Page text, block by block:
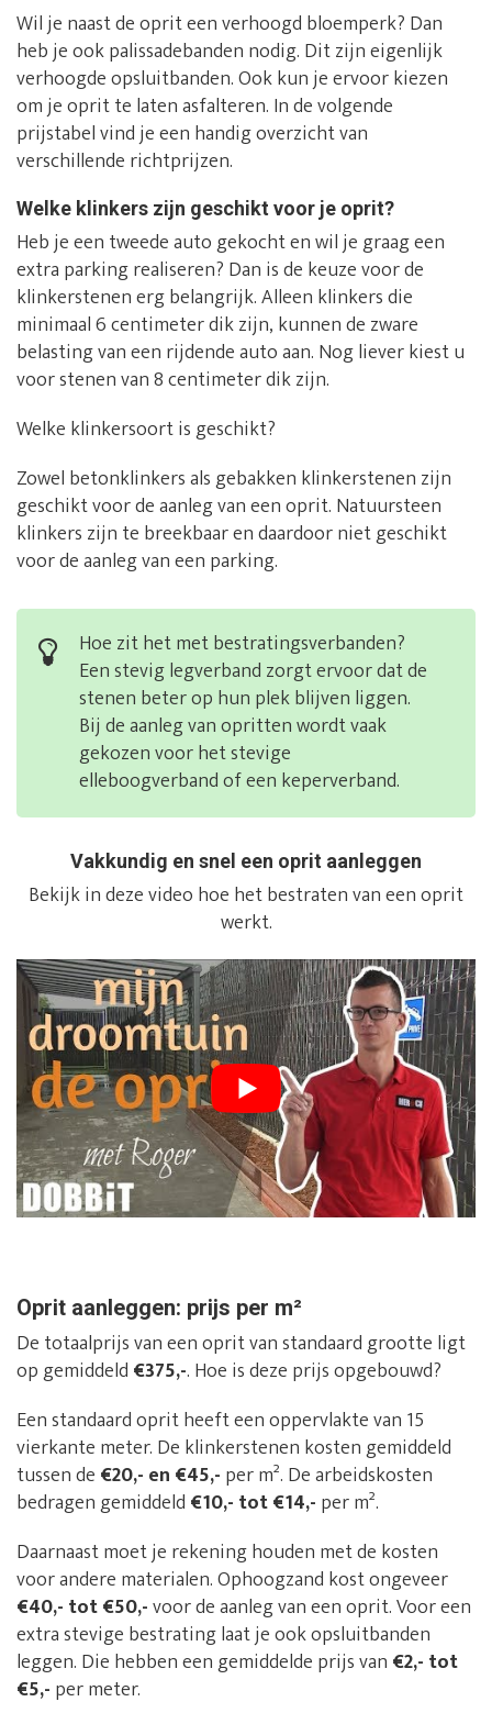
Wil je naast de oprit een verhoogd bloemperk? Dan
heb je ook palissadebanden nodig. Dit zijn eigenlijk
verhoogde opsluitbanden. Ook kun je ervoor kiezen
om je oprit te laten asfalteren. In de volgende
prijstabel vind je een handig overzicht van
verschillende richtprijzen.
Welke klinkers zijn geschikt voor je oprit?
Heb je een tweede auto gekocht en wil je graag een
extra parking realiseren? Dan is de keuze voor de
klinkerstenen erg belangrijk. Alleen klinkers die
minimaal 6 centimeter dik zijn, kunnen de zware
belasting van een rijdende auto aan. Nog liever kiest u
voor stenen van 8 centimeter dik zijn.
Welke klinkersoort is geschikt?
Zowel betonklinkers als gebakken klinkerstenen zijn
geschikt voor de aanleg van een oprit. Natuursteen
klinkers zijn te breekbaar en daardoor niet geschikt
voor de aanleg van een parking.
Hoe zit het met bestratingsverbanden?
Een stevig legverband zorgt ervoor dat de
stenen beter op hun plek blijven liggen.
Bij de aanleg van opritten wordt vaak
gekozen voor het stevige
elleboogverband of een keperverband.
Vakkundig en snel een oprit aanleggen
Bekijk in deze video hoe het bestraten van een oprit
werkt.
Oprit aanleggen: prijs per m²
De totaalprijs van een oprit van standaard grootte ligt
op gemiddeld €375,-. Hoe is deze prijs opgebouwd?
Een standaard oprit heeft een oppervlakte van 15
vierkante meter. De klinkerstenen kosten gemiddeld
tussen de €20,- en €45,- per m². De arbeidskosten
bedragen gemiddeld €10,- tot €14,- per m².
Daarnaast moet je rekening houden met de kosten
voor andere materialen. Ophoogzand kost ongeveer
€40,- tot €50,-voor de aanleg van een oprit. Voor een
extra stevige bestrating laat je ook opsluitbanden
leggen. Die hebben een gemiddelde prijs van €2,- tot
€5,- per meter.